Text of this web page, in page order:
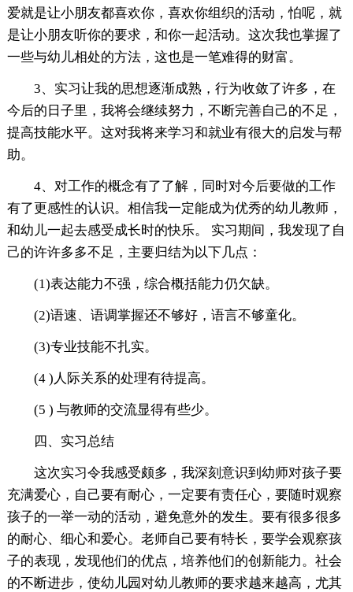
爱就是让小朋友都喜欢你，喜欢你组织的活动，怕呢，就
是让小朋友听你的要求，和你一起活动。这次我也掌握了
一些与幼儿相处的方法，这也是一笔难得的财富。
3、实习让我的思想逐渐成熟，行为收敛了许多，在
今后的日子里，我将会继续努力，不断完善自己的不足，
提高技能水平。这对我将来学习和就业有很大的启发与帮
助。
4、对工作的概念有了了解，同时对今后要做的工作
有了更感性的认识。相信我一定能成为优秀的幼儿教师，
和幼儿一起去感受成长时的快乐。 实习期间，我发现了自
己的许许多多不足，主要归结为以下几点：
(1)表达能力不强，综合概括能力仍欠缺。
(2)语速、语调掌握还不够好，语言不够童化。
(3)专业技能不扎实。
(4 )人际关系的处理有待提高。
(5 ) 与教师的交流显得有些少。
四、实习总结
这次实习令我感受颇多，我深刻意识到幼师对孩子要
充满爱心，自己要有耐心，一定要有责任心，要随时观察
孩子的一举一动的活动，避免意外的发生。要有很多很多
的耐心、细心和爱心。老师自己要有特长，要学会观察孩
子的表现，发现他们的优点，培养他们的创新能力。社会
的不断进步，使幼儿园对幼儿教师的要求越来越高，尤其